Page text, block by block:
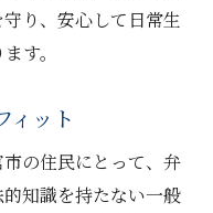
り、安心して日常生
す。
ィット
の住民にとって、弁
知識を持たない一般